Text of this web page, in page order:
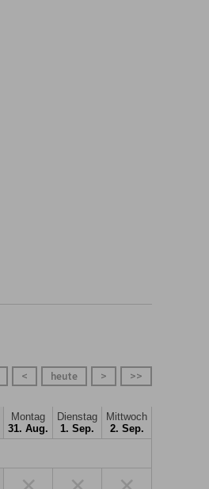
>>
>
heute
<
Montag
31. Aug.
Dienstag
1. Sep.
Mittwoch
2. Sep.